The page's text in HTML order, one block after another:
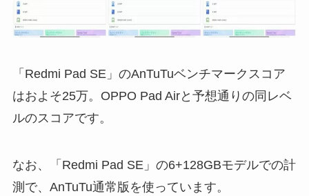
「Redmi Pad SE」のAnTuTuベンチマークスコア
はおよそ25万。OPPO Pad Airと予想通りの同レベ
ルのスコアです。
なお、「Redmi Pad SE」の6+128GBモデルでの計
測で、AnTuTu通常版を使っています。